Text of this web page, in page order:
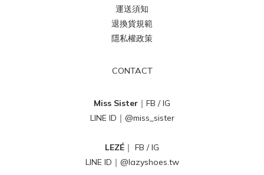
運送須知
退換貨規範
隱私權政策
CONTACT
Miss Sister ｜ FB /IG
LINE ID｜ @miss_sister
LEZÉ ｜ FB /IG
LINE ID｜ @lazyshoes.tw